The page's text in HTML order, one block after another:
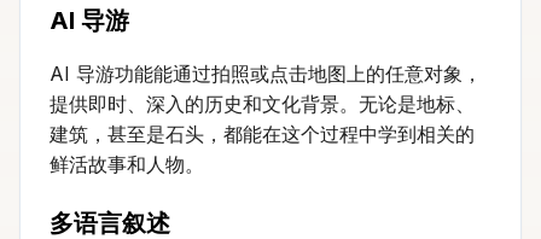
AI 导游
AI 导游功能能通过拍照或点击地图上的任意对象，
提供即时、深入的历史和文化背景。无论是地标、
建筑，甚至是石头，都能在这个过程中学到相关的
鲜活故事和人物。
多语言叙述